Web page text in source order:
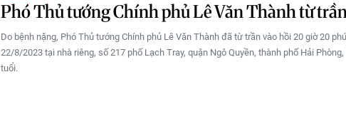
Phó Thủ tướng Chính phủ Lê Văn Thành từ
Do bệnh nặng, Phó Thủ tướng Chính phủ Lê Văn Thành đã từ trần vào hồi 20 giờ 20
22/8/2023 tại nhà riêng, số 217 phố Lạch Tray, quận Ngô Quyền, thành phố Hải
tuổi.